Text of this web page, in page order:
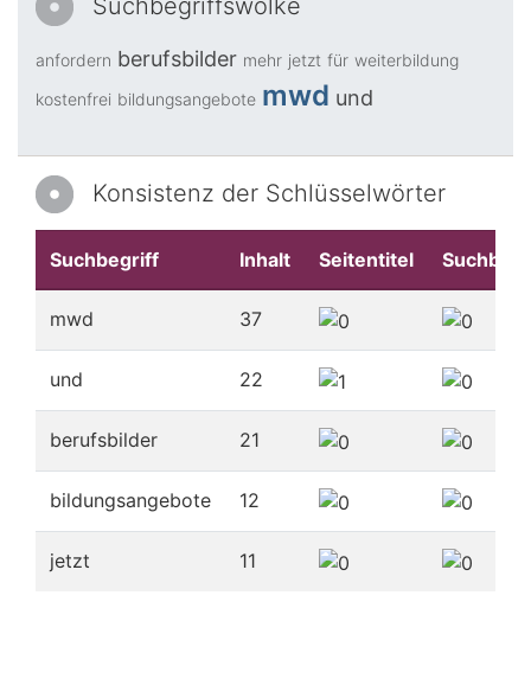
Suchbegriffswolke
anfordern berufsbilder mehr jetzt für weiterbildung
kostenfrei bildungsangebote mwd und
Konsistenz der Schlüsselwörter
Suchbegriff Inhalt Seitentitel
mwd 37
und 22
berufsbilder 21
bildungsangebote 12
jetzt 11